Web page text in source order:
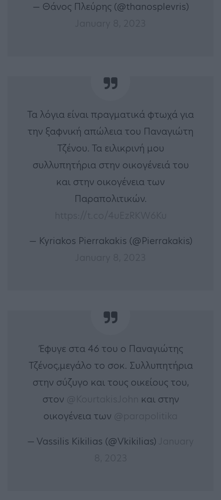
— Θάνος Πλεύρης (@thanosplevris)
Τα λόγια είναι πραγματικά φτωχά για
την ξαφνική απώλεια του Παναγιώτη
Τζένου. Τα ειλικρινή μου
συλλυπητήρια στην οικογένειά του
και στην οικογένεια των
Παραπολιτικών.
— Kyriakos Pierrakakis (@Pierrakakis)
Έφυγε στα 46 του ο Παναγιώτης
Τζένος,μεγάλο το σοκ. Συλλυπητήρια
στην σύζυγο και τους οικείους του,
στον
και στην
οικογένεια των
— Vassilis Kikilias (@Vkikilias)